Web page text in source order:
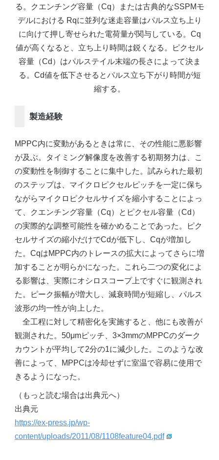
る。クエンチング容量（Cq）または古典的なSSPMモ
デルにおける Rqに並列な迷走容量はパルス立ち上り
に向けて押し寄せられた電荷量が関与している。Cq
値が高くなると、立ち上り時間は鋭くなる。ピクセル
容量（Cd）はパルステイル末端の長さによって決ま
る。Cd値を低下させるとパルス立ち下がり時間が短
縮する。
製造経験
MPPC内に変動があるときは常に、その性能に悪影響
が及ぶ。タイミング解像度を改善する初期努力は、こ
の変動性を制御することに集中した。試みられた最初
のステップは、マイクロピクセルピッチを一定に保ち
ながらマイクロピクセルサイズを縮小することによっ
て、クエンチング容量（Cq）とピクセル容量（Cd）
の実際的な調整可能性を確かめることであった。ピク
セルサイズの縮小だけでCdが低下し、Cqが増加し
た。CqはMPPC内のトレースの拡大によってさらに増
加することが明らかになった。これら二つの変化によ
る影響は、実際にオシロスコープ上ですぐに観測され
た。ピーク振幅が増大し、減衰時間が短縮し、パルス
波形の均一性が向上した。
全工程に対して精密化を実施すると、他にも改善が
観測された。50μmピッチ、3×3mmのMPPCのダーク
カウントが平均して2分の1に減少した。このような改
善によって、MPPCは冷却せずに室温で容易に使用で
きるようになった。
（もっと読む場合は出典元へ）
出典元
https://ex-press.jp/wp-
content/uploads/2011/08/1108feature04.pdf